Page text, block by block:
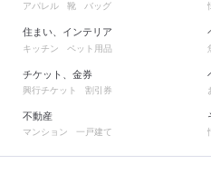
アパレル 靴 バッグ
住まい、インテリア
キッチン ペット用品
チケット、金券
興行チケット 割引券
不動産
マンション 一戸建て